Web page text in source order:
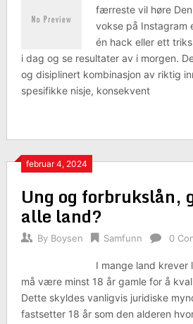
færreste vil høre
vokse på Instagram
én hack eller ett
i dag og se resultater av i morgen.
og disiplinert kombinasjon av riktig
spesifikke nisje, konsekvent
februar 4, 2024
Ung og forbrukslån,
alle land?
By Boysen Samfunn 0
I mange land krever
må være minst 18 år gamle for å
Dette skyldes vanligvis juridiske
fastsetter 18 år som den alderen